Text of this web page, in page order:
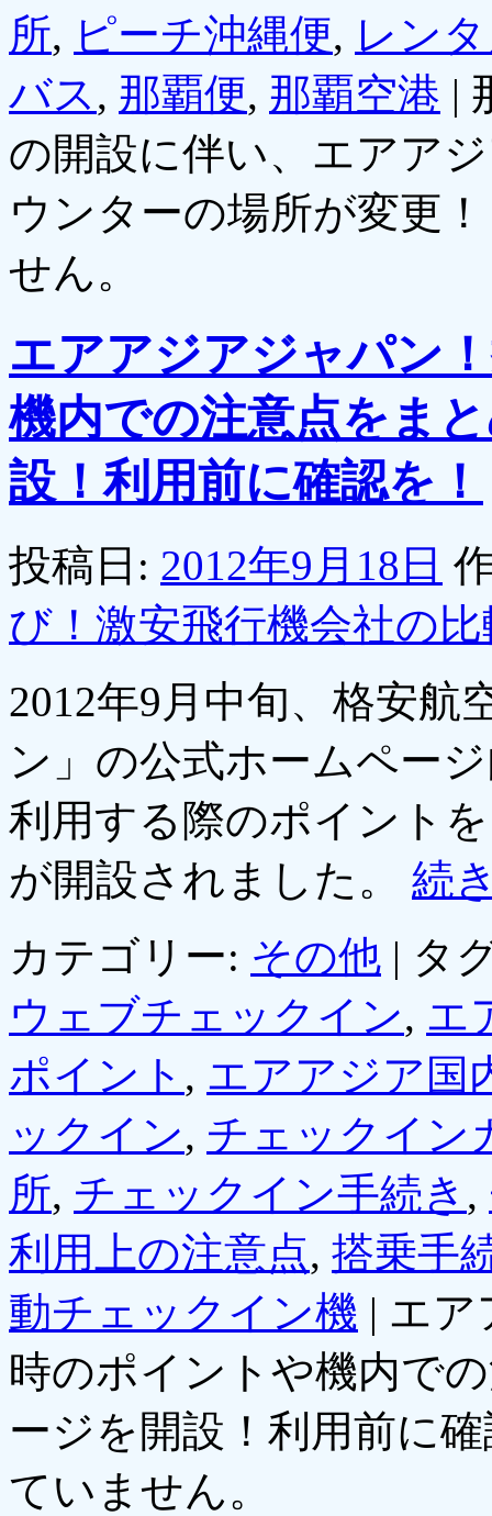
所, ピーチ沖縄便, レン
バス , 那覇便, 那覇空港 |
の開設に伴い、エアア
ウンターの場所が変更
せん。
エアアジアジャパン
機内での注意点をま
設！利用前に確認を！
投稿日: 2012年9月18日
び！激安飛行機会社の
2012年9月中旬、格安航
ン」の公式ホームペー
利用する際のポイント
が開設されました。 続
カテゴリー: その他 | タ
ウェブチェックイン, エ
ポイント , エアアジア国
ックイン, チェックイン
所, チェックイン手続き ,
利用上の注意点, 搭乗手
動チェックイン機 | エア
時のポイントや機内で
ージを開設！利用前に
ていません。